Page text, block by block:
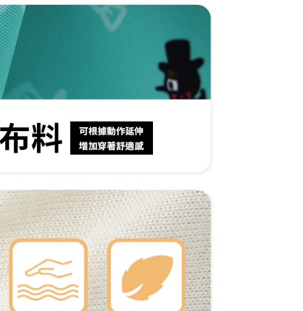
3.現在、台湾の会員のみご利用いただけます。
三、利用規約「AFTEE代金後払い」（以下当サービスという）はネット
プロテクションズ（以下 AFTEE という）が提供し、AFTEEが代金を徴収
します。当サービスご利用の際に提供しなければならない個人情報（注
文者の氏名、電話番号、受取人の氏名、電話番号、受取人住所を含むが
これに限らない）は、AFTEEに渡され当サービスで必要な範囲内で利用
されます。AFTEEの個人情報の収集、処理、利用について、詳細は
AFTEE公式ホームページの『個人情報の収集、処理及び利用に関する声
AFTEEの初回ご利用の際に、審査を通過すれば、最高額がNT$10,000に
なります。支払い期限を過ぎた場合、その金額に基づいて年利20%の遅
延滞納金が加算されます。未成年の利用者は、事前に法定代理人または
後見人の同意を得ればAFTEEをご利用いただけます。
を行使したい場合は、ネットプロテクションズ
cs_tw@netprotections.co.jpにご連絡ください。上記に示した個人情報
を、必要な購入注文書とあわせてAFTEEにご提供いただく、または
AFTEEにあなたの個人情報の収集、処理、利用を許可することににご同
意いただけない場合は、当サービスを選択しないでください。
送料無料
宅配
送料無料
離島宅配
送料無料